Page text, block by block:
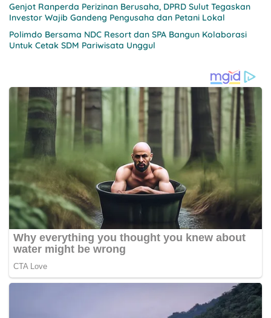
Genjot Ranperda Perizinan Berusaha, DPRD Sulut Tegaskan
Investor Wajib Gandeng Pengusaha dan Petani Lokal
Polimdo Bersama NDC Resort dan SPA Bangun Kolaborasi
Untuk Cetak SDM Pariwisata Unggul